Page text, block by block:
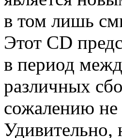
в том лишь
Этот CD
в период
различных
сожалению не
Удивительно,